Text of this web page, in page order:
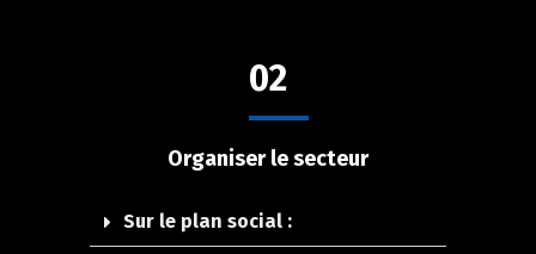
02
Organiser le secteur
Sur le plan social :